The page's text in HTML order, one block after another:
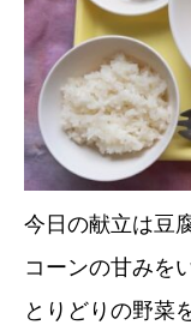
今日の献立は豆
コーンの甘みを
とりどりの野菜